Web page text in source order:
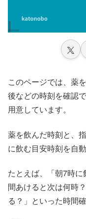
このページでは、薬
後などの時刻を確認
用意しています。
薬を飲んだ時刻と、
に飲む目安時刻を自
たとえば、「朝7時
間あけると次は何時
る？」といった時間